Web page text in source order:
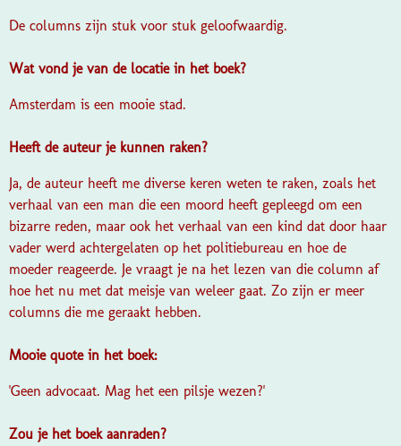
De columns zijn stuk voor stuk geloofwaardig.
Wat vond je van de locatie in het boek?
Amsterdam is een mooie stad.
Heeft de auteur je kunnen raken?
Ja, de auteur heeft me diverse keren weten te raken, zoals het
verhaal van een man die een moord heeft gepleegd om een
bizarre reden, maar ook het verhaal van een kind dat door haar
vader werd achtergelaten op het politiebureau en hoe de
moeder reageerde. Je vraagt je na het lezen van die column af
hoe het nu met dat meisje van weleer gaat. Zo zijn er meer
columns die me geraakt hebben.
Mooie quote in het boek:
'Geen advocaat. Mag het een pilsje wezen?'
Zou je het boek aanraden?